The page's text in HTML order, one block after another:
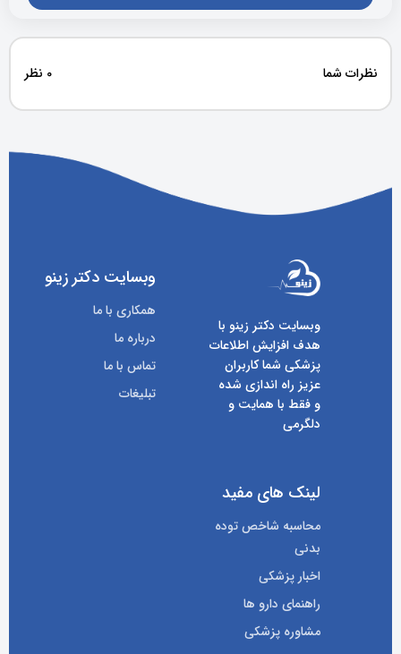
نظرات شما 0 نظر
وبسایت دکتر زینو با
هدف افزایش اطلاعات
پزشکی شما کاربران
عزیز راه اندازی شده
و فقط با همایت و
دلگرمی
وبسایت دکتر زینو
همکاری با ما
درباره ما
تماس با ما
تبلیغات
لینک های مفید
محاسبه شاخص توده
بدنی
اخبار پزشکی
راهنمای دارو ها
مشاوره پزشکی